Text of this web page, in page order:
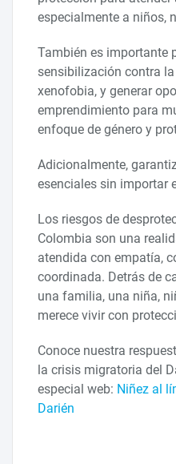
especialmente a niños,
También es importante
sensibilización contra
xenofobia, y generar
emprendimiento para
enfoque de género y
Adicionalmente,
esenciales sin importar
Los riesgos de
Colombia son una
atendida con empatía,
coordinada. Detrás de
una familia, una niña,
merece vivir con
Conoce nuestra
la crisis migratoria del
especial web: Niñez al
Darién